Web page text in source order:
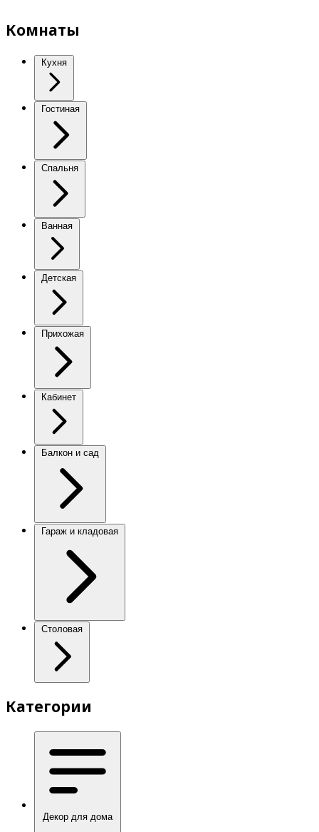
Комнаты
Кухня
Гостиная
Спальня
Ванная
Детская
Прихожая
Кабинет
Балкон и сад
Гараж и кладовая
Столовая
Категории
Декор для дома